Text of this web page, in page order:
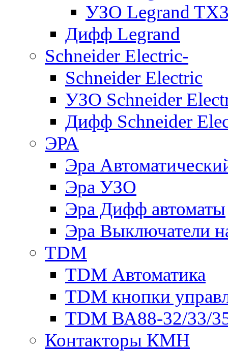
УЗО Legrand
Дифф Legrand
Schneider Electric-
Schneider Electric
УЗО Schneider
Дифф Schneider
ЭРА
Эра
Эра УЗО
Эра Дифф автоматы
Эра Выключатели
TDM
TDM Автоматика
TDM кнопки
TDM ВА88-32/33/
Контакторы КМН